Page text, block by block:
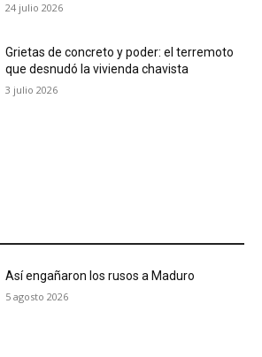
24 julio 2026
Grietas de concreto y poder: el terremoto
que desnudó la vivienda chavista
3 julio 2026
Así engañaron los rusos a Maduro
5 agosto 2026